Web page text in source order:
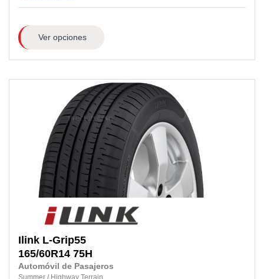
Ver opciones
Ilink L-Grip55
165/60R14 75H
Automóvil de Pasajeros